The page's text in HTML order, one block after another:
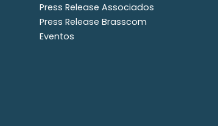
Press Release Associados
Press Release Brasscom
Eventos